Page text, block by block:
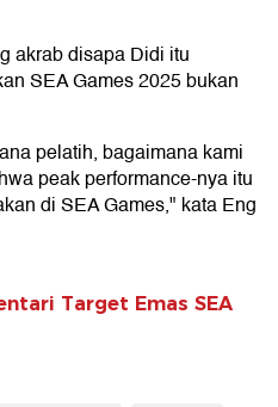
akrab disapa Didi itu
SEA Games 2025 bukan
pelatih, bagaimana kami
peak performance-nya itu
di SEA Games," kata Eng
Target Emas SEA